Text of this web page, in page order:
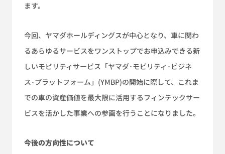
ます。
今回、ヤマダホールディングスが中心となり、車に関わ
るあらゆるサービスをワンストップでお申込みできる新
しいモビリティサービス「ヤマダ･モビリティ･ビジネ
ス･プラットフォーム」(YMBP)の開始に際して、これま
での車の資産価値を最大限に活用するフィンテックサー
ビスを活かした事業への参画を行うことになりました。
今後の方向性について